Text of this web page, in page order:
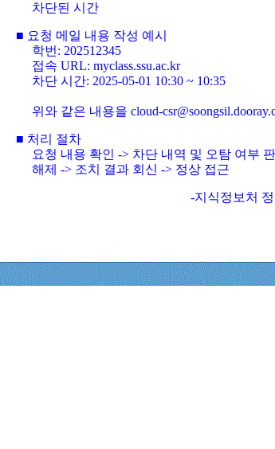
차단된 시간
■ 요청 메일 내용 작성 예시
학번: 202512345
접속 URL: myclass.ssu.ac.kr
차단 시간: 2025-05-01 10:30 ~ 10:35
위와 같은 내용을 cloud-
■ 처리 절차
요청 내용 확인 -> 차단 내역 및 오탐 여부
해제 -> 조치 결과 회신 -> 정상 접근
-지식정보처